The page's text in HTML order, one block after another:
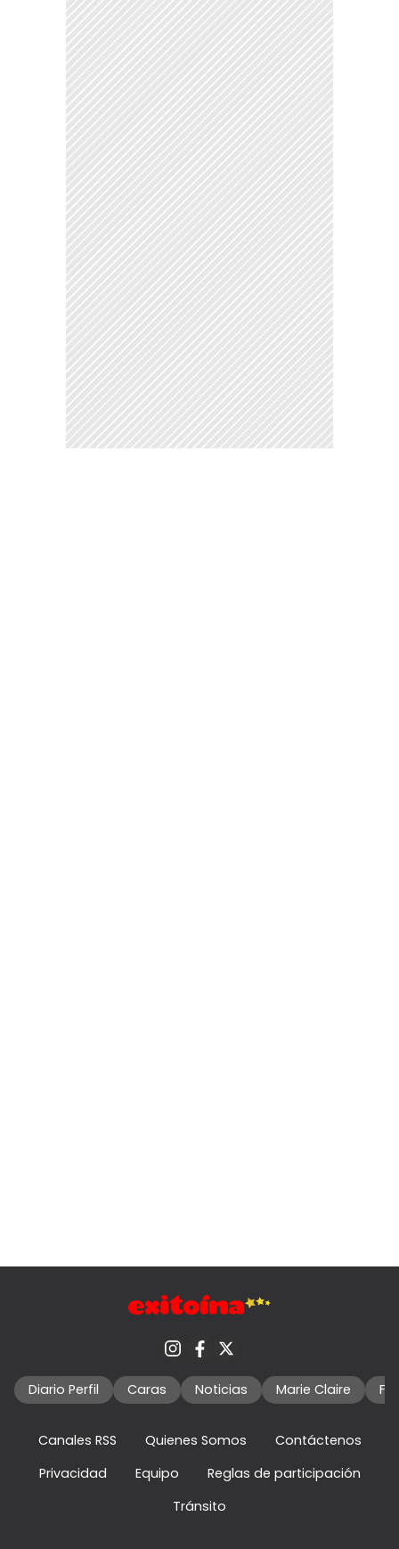
Diario Perfil Caras Noticias Marie Claire
Canales RSS Quienes Somos
Contáctenos
Privacidad
Equipo
Reglas de participación
Tránsito